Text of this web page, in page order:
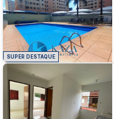
SUPER DESTAQUE